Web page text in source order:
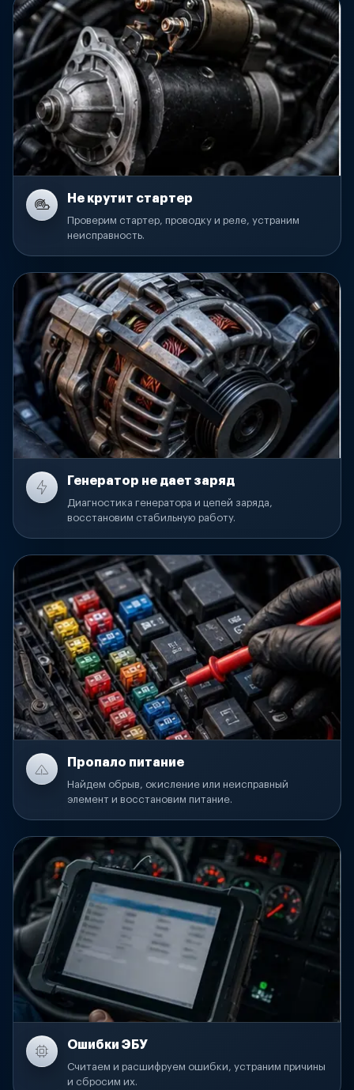
Не крутит стартер
Проверим стартер, проводку и реле, устраним
неисправность.
Генератор не дает заряд
Диагностика генератора и цепей заряда,
восстановим стабильную работу.
Пропало питание
Найдем обрыв, окисление или неисправный
элемент и восстановим питание.
Ошибки ЭБУ
Считаем и расшифруем ошибки, устраним причины
и сбросим их.